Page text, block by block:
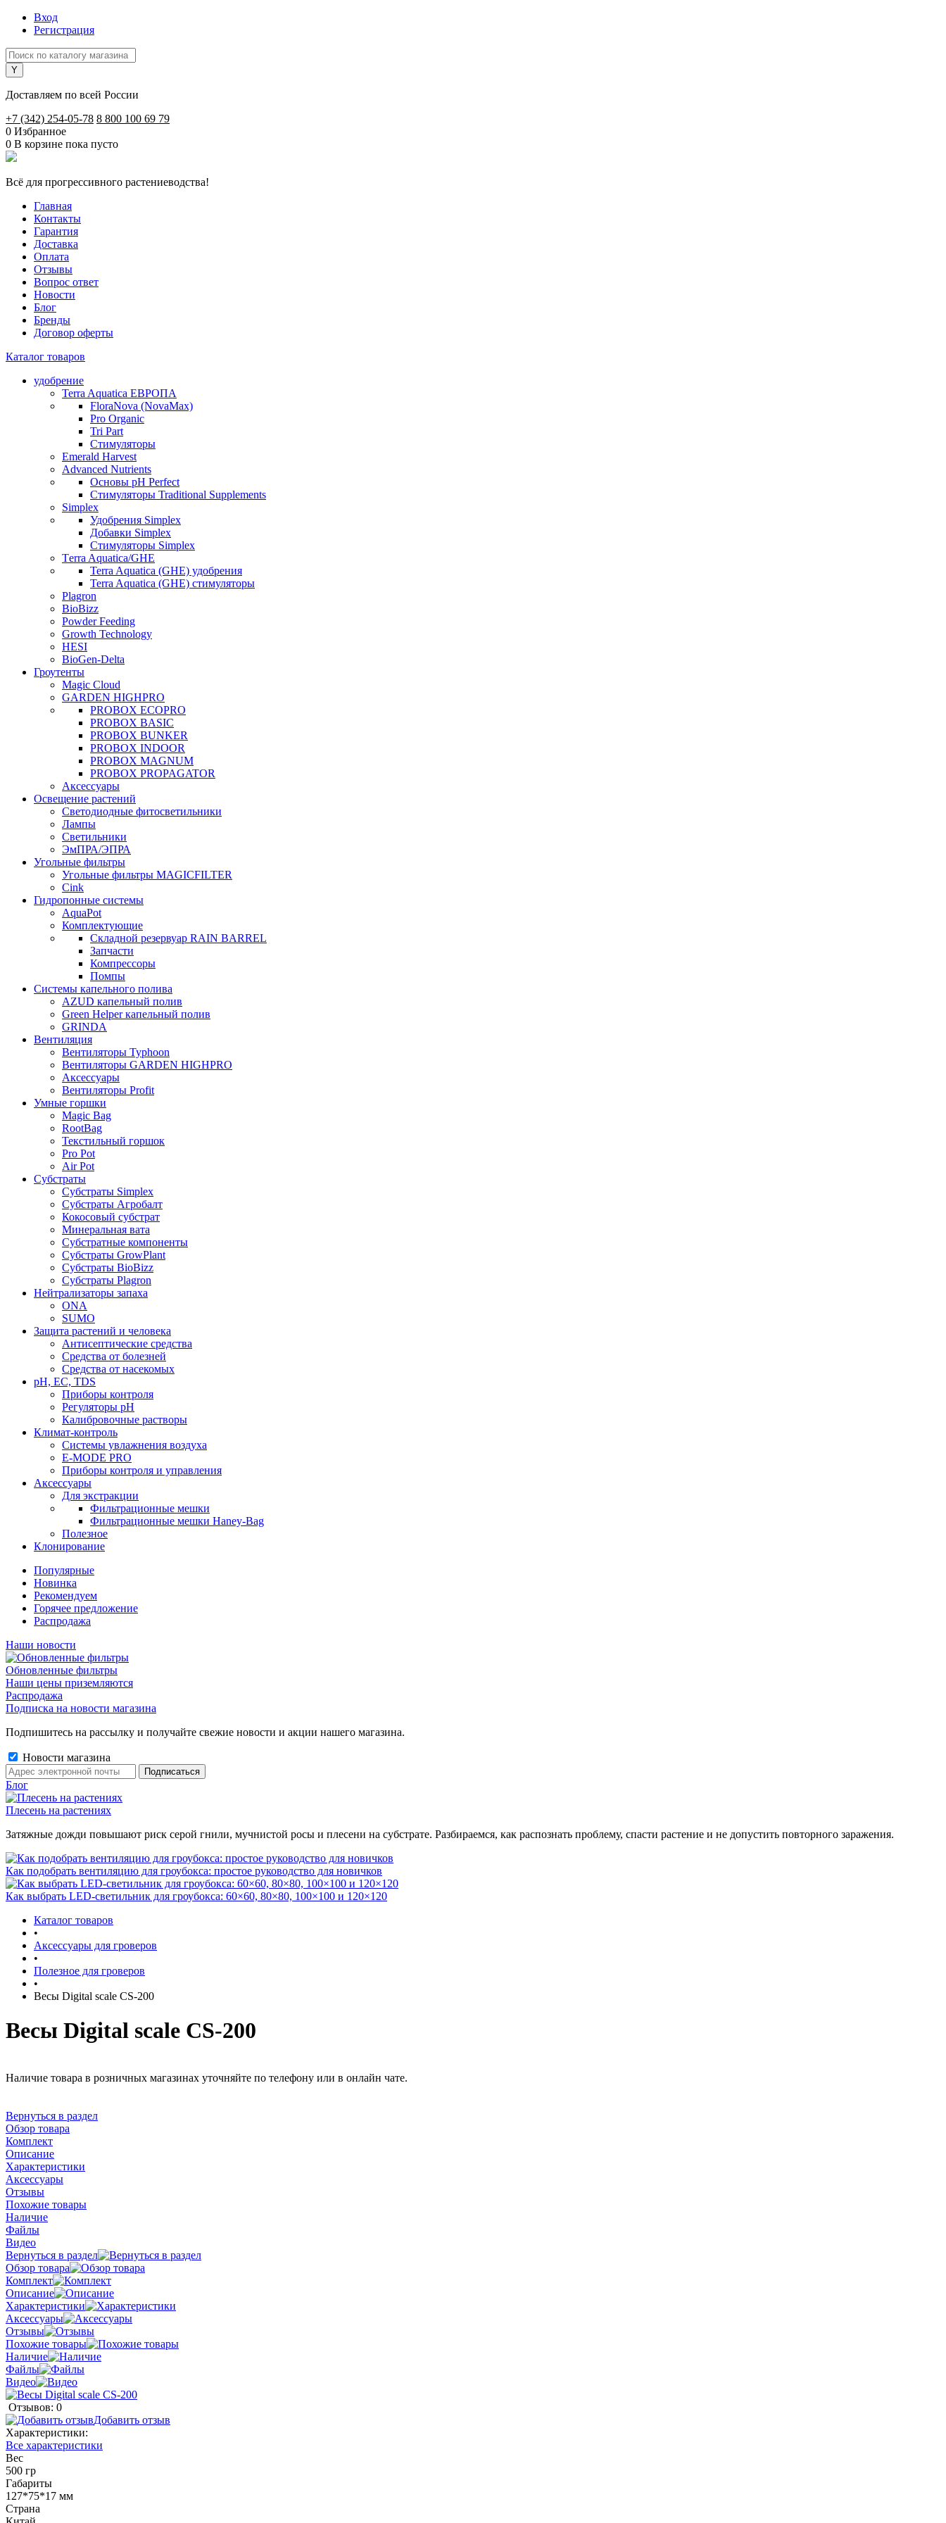
Вход
Регистрация
Доставляем по всей России
+7 (342) 254-05-78 8 800 100 69 79
0 Избранное
0 В корзине пока пусто
Всё для прогрессивного растениеводства!
Главная
Контакты
Гарантия
Доставка
Оплата
Отзывы
Вопрос ответ
Новости
Блог
Бренды
Договор оферты
Каталог товаров
удобрение
Terra Aquatica ЕВРОПА
FloraNova (NovaMax)
Pro Organic
Tri Part
Стимуляторы
Emerald Harvest
Advanced Nutrients
Основы pH Perfect
Стимуляторы Traditional Supplements
Simplex
Удобрения Simplex
Добавки Simplex
Стимуляторы Simplex
Тerra Aquatica/GHE
Terra Aquatica (GHE) удобрения
Terra Aquatica (GHE) стимуляторы
Plagron
BioBizz
Powder Feeding
Growth Technology
HESI
BioGen-Delta
Гроутенты
Magic Cloud
GARDEN HIGHPRO
PROBOX ECOPRO
PROBOX BASIC
PROBOX BUNKER
PROBOX INDOOR
PROBOX MAGNUM
PROBOX PROPAGATOR
Аксессуары
Освещение растений
Светодиодные фитосветильники
Лампы
Светильники
ЭмПРА/ЭПРА
Угольные фильтры
Угольные фильтры MAGICFILTER
Cink
Гидропонные системы
AquaPot
Комплектующие
Складной резервуар RAIN BARREL
Запчасти
Компрессоры
Помпы
Системы капельного полива
AZUD капельный полив
Green Helper капельный полив
GRINDA
Вентиляция
Вентиляторы Typhoon
Вентиляторы GARDEN HIGHPRO
Аксессуары
Вентиляторы Profit
Умные горшки
Magic Bag
RootBag
Текстильный горшок
Pro Pot
Air Pot
Субстраты
Субстраты Simplex
Субстраты Агробалт
Кокосовый субстрат
Минеральная вата
Субстратные компоненты
Субстраты GrowPlant
Субстраты BioBizz
Субстраты Plagron
Нейтрализаторы запаха
ONA
SUMO
Защита растений и человека
Антисептические средства
Средства от болезней
Средства от насекомых
pH, EC, TDS
Приборы контроля
Регуляторы pH
Калибровочные растворы
Климат-контроль
Системы увлажнения воздуха
E-MODE PRO
Приборы контроля и управления
Аксессуары
Для экстракции
Фильтрационные мешки
Фильтрационные мешки Haney-Bag
Полезное
Клонирование
Популярные
Новинка
Рекомендуем
Горячее предложение
Распродажа
Наши новости
Обновленные фильтры
Наши цены приземляются
Распродажа
Подписка на новости магазина
Подпишитесь на рассылку и получайте свежие новости и акции нашего магазина.
Новости магазина
Блог
Плесень на растениях
Затяжные дожди повышают риск серой гнили, мучнистой росы и плесени на субстрате. Разбираемся, как распознать проблему, спасти растение и не допустить повторного заражения.
Как подобрать вентиляцию для гроубокса: простое руководство для новичков
Как выбрать LED-светильник для гроубокса: 60×60, 80×80, 100×100 и 120×120
Каталог товаров
•
Аксессуары для гроверов
•
Полезное для гроверов
•
Весы Digital scale CS-200
Весы Digital scale CS-200
Наличие товара в розничных магазинах уточняйте по телефону или в онлайн чате.
Вернуться в раздел
Обзор товара
Комплект
Описание
Характеристики
Аксессуары
Отзывы
Похожие товары
Наличие
Файлы
Видео
Вернуться в раздел
Обзор товара
Комплект
Описание
Характеристики
Аксессуары
Отзывы
Похожие товары
Наличие
Файлы
Видео
Отзывов: 0
Добавить отзыв
Характеристики:
Все характеристики
Вес
500 гр
Габариты
127*75*17 мм
Страна